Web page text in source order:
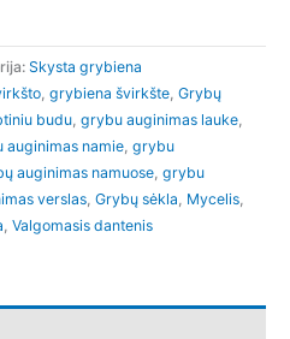
Skysta grybiena
, grybiena švirkšte, Grybų
budu, grybu auginimas lauke,
auginimas namie, grybu
auginimas namuose, grybu
verslas, Grybų sėkla, Mycelis,
, Valgomasis dantenis